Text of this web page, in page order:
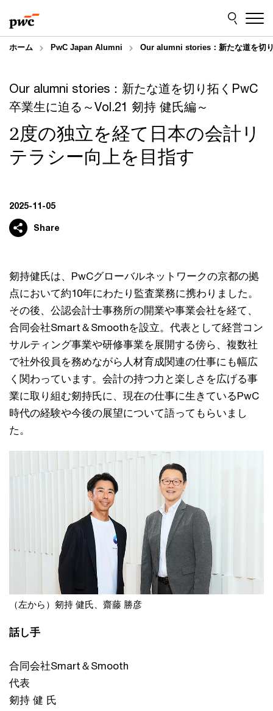
to
content
to
footer
ホーム PwC Japan Alumni Our alumni stories：新たな道を切
Our alumni stories：新たな道を切り拓くPwC
卒業生に迫る～Vol.21 剱持 健氏編～
2度の独立を経て日本の会計リ
テラシー向上を目指す
2025-11-05
Share
剱持健氏は、PwCグローバルネットワークの京都の拠
点において約10年にわたり監査業務に携わりました。
その後、公認会計士事務所の開業や事業会社を経て、
合同会社Smart＆Smoothを設立。代表として経営コン
サルティング事業や研修事業を展開する傍ら、複数社
で社外役員を務めながら人材育成関連の仕事にも幅広
く関わっています。会計の持つ力と楽しさを広げる事
業に取り組む剱持氏に、現在の仕事に生きているPwC
時代の経験や今後の展望について語ってもらいまし
た。
（左から）剱持 健氏、齋藤 勝彦
話し手
合同会社Smart＆Smooth
代表
剱持 健 氏